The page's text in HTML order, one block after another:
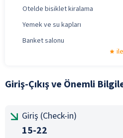
Otelde bisiklet kiralama
Yemek ve su kapları
Banket salonu
Giriş-Çıkış ve Önemli
Giriş (Check-in)
15-22